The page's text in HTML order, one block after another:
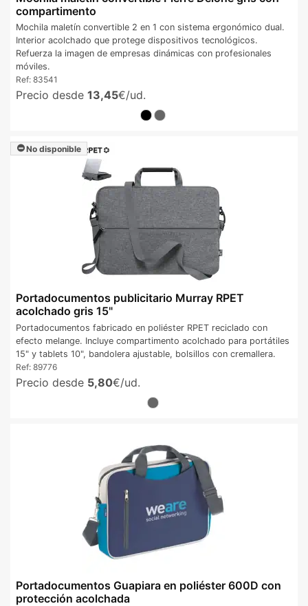
compartimento
Mochila maletín convertible 2 en 1 con sistema ergonómico dual.
Interior acolchado que protege dispositivos tecnológicos.
Refuerza la imagen de empresas dinámicas con profesionales
móviles.
Ref: 83541
Precio desde 13,45€/ud.
No disponible
Portadocumentos publicitario Murray RPET
acolchado gris 15"
Portadocumentos fabricado en poliéster RPET reciclado con
efecto melange. Incluye compartimento acolchado para portátiles
15" y tablets 10", bandolera ajustable, bolsillos con cremallera.
Ref: 89776
Precio desde 5,80€/ud.
Portadocumentos Guapiara en poliéster 600D con
protección acolchada